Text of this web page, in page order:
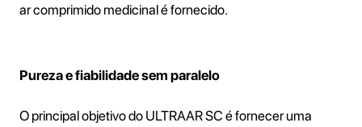
ar comprimido medicinal é fornecido.
Pureza e fiabilidade sem paralelo
O principal objetivo do ULTRAAR SC é fornecer uma